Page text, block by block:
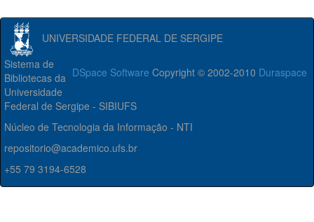
UNIVERSIDADE FEDERAL DE SERGIPE
DSpace Software Copyright © 2002-2010 Duraspace
Sistema de
Bibliotecas da
Universidade
Federal de Sergipe - SIBIUFS
Núcleo de Tecnologia da Informação - NTI
repositorio@academico.ufs.br
+55 79 3194-6528